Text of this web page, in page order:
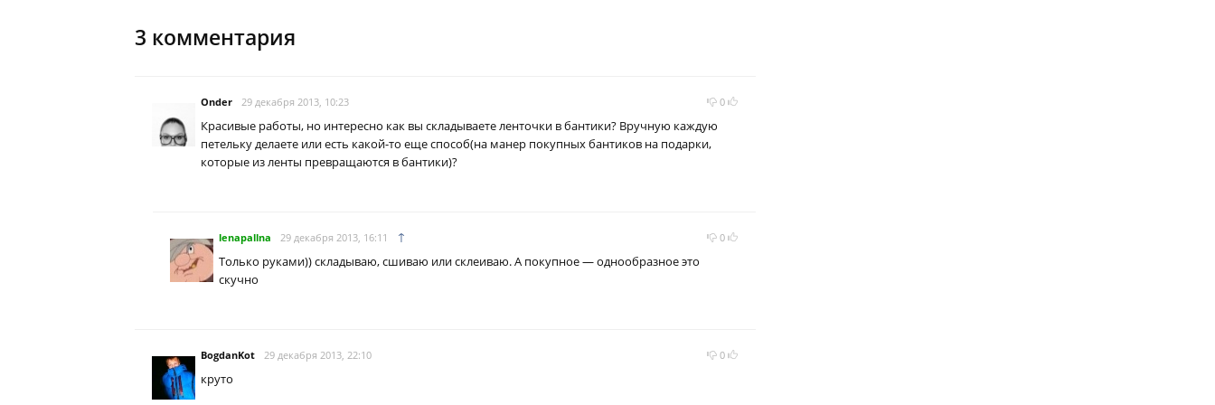
3 комментария
Onder 29 декабря 2013, 10:23 0
Красивые работы, но интересно как вы складываете ленточки в бантики? Вручную каждую
петельку делаете или есть какой-то еще способ(на манер покупных бантиков на подарки,
которые из ленты превращаются в бантики)?
lenapallna 29 декабря 2013, 16:11 ↑ 0
Только руками)) складываю, сшиваю или склеиваю. А покупное — однообразное это
скучно
BogdanKot 29 декабря 2013, 22:10 0
круто